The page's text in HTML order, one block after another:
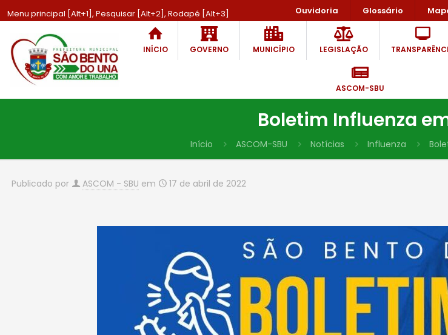
Menu principal [Alt+1], Pesquisar [Alt+2], Rodapé [Alt+3] Ouvidoria Glossário
INÍCIO GOVERNO MUNICÍPIO LEGISLAÇÃO
ASCOM-SBU
Boletim Influenza
Início ASCOM-SBU Notícias Influenza
Publicado por ASCOM - SBU em 17 de abril de 2022